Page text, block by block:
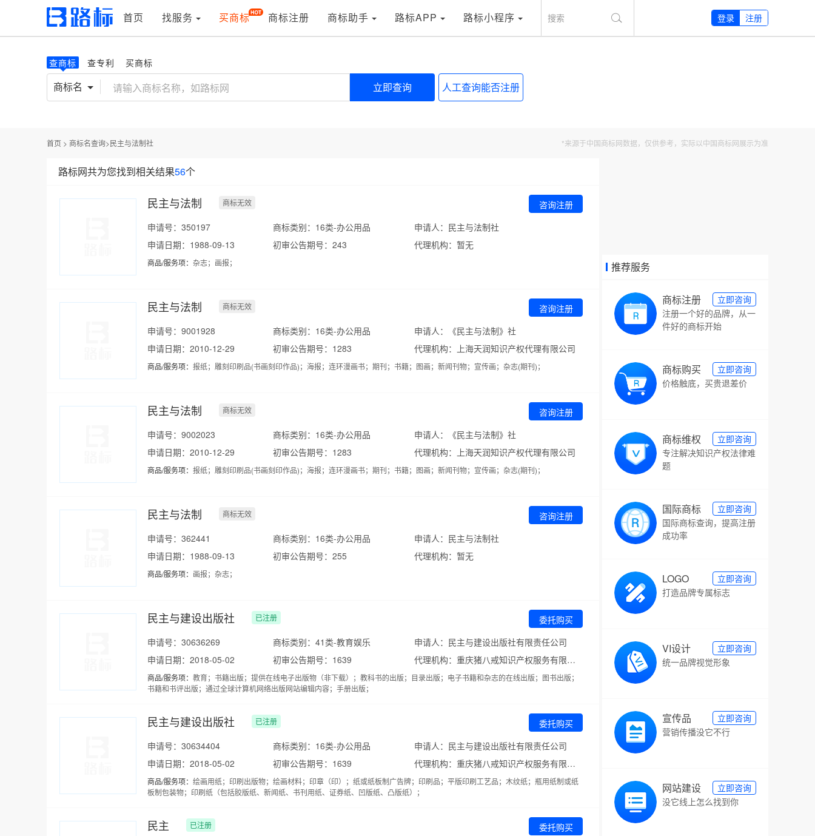
首页 找服务 买商标 商标注册 商标助手 路标APP 路标小程序 搜索 登录 注册
查商标 查专利 买商标
商标名 立即查询 人工查询能否注册
首页 > 商标名查询>民主与法制社 *来源于中国商标网数据，仅供参考，实际以中国商标网展示为准
路标网共为您找到相关结果56个
民主与法制 商标无效
咨询注册
申请号：350197
申请日期：1988-09-13
商标类别：16类-办公用品
初审公告期号：243
申请人：民主与法制社
代理机构：暂无
商品/服务项： 杂志；画报；
民主与法制 商标无效
咨询注册
申请号：9001928
申请日期：2010-12-29
商标类别：16类-办公用品
初审公告期号：1283
申请人：《民主与法制》社
代理机构：上海天润知识产权代理有限公司
商品/服务项： 报纸；雕刻印刷品(书画刻印作品)；海报；连环漫画书；期刊；书籍；图画；新闻刊物；宣传画；杂志(期刊)；
民主与法制 商标无效
咨询注册
申请号：9002023
申请日期：2010-12-29
商标类别：16类-办公用品
初审公告期号：1283
申请人：《民主与法制》社
代理机构：上海天润知识产权代理有限公司
商品/服务项： 报纸；雕刻印刷品(书画刻印作品)；海报；连环漫画书；期刊；书籍；图画；新闻刊物；宣传画；杂志(期刊)；
民主与法制 商标无效
咨询注册
申请号：362441
申请日期：1988-09-13
商标类别：16类-办公用品
初审公告期号：255
申请人：民主与法制社
代理机构：暂无
商品/服务项： 画报；杂志；
民主与建设出版社 已注册
委托购买
申请号：30636269
申请日期：2018-05-02
商标类别：41类-教育娱乐
初审公告期号：1639
申请人：民主与建设出版社有限责任公司
代理机构：重庆猪八戒知识产权服务有限公司第四分公司
商品/服务项： 教育；书籍出版；提供在线电子出版物（非下载）；教科书的出版；目录出版；电子书籍和杂志的在线出版；图书出版；
书籍和书评出版；通过全球计算机网络出版网站编辑内容；手册出版；
民主与建设出版社 已注册
委托购买
申请号：30634404
申请日期：2018-05-02
商标类别：16类-办公用品
初审公告期号：1639
申请人：民主与建设出版社有限责任公司
代理机构：重庆猪八戒知识产权服务有限公司第四分公司
商品/服务项： 绘画用纸；印刷出版物；绘画材料；印章（印）；纸或纸板制广告牌；印刷品；平版印刷工艺品；木纹纸；瓶用纸制或纸
板制包装物；印刷纸（包括胶版纸、新闻纸、书刊用纸、证券纸、凹版纸、凸版纸）；
民主 已注册
委托购买
推荐服务
商标注册
立即咨询
注册一个好的品牌，从一
件好的商标开始
商标购买
立即咨询
价格触底，买贵退差价
商标维权
立即咨询
专注解决知识产权法律难
题
国际商标
立即咨询
国际商标查询，提高注册
成功率
LOGO
立即咨询
打造品牌专属标志
VI设计
立即咨询
统一品牌视觉形象
宣传品
立即咨询
营销传播没它不行
网站建设
立即咨询
没它线上怎么找到你